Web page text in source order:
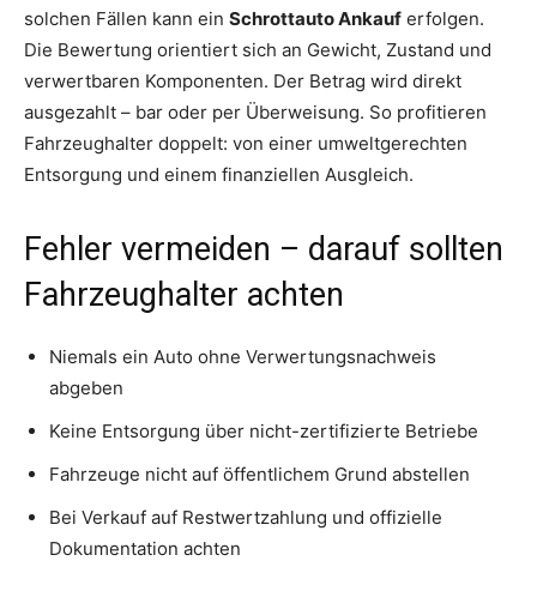
solchen Fällen kann ein Schrottauto Ankauf erfolgen.
Die Bewertung orientiert sich an Gewicht, Zustand und
verwertbaren Komponenten. Der Betrag wird direkt
ausgezahlt – bar oder per Überweisung. So profitieren
Fahrzeughalter doppelt: von einer umweltgerechten
Entsorgung und einem finanziellen Ausgleich.
Fehler vermeiden – darauf sollten
Fahrzeughalter achten
Niemals ein Auto ohne Verwertungsnachweis
abgeben
Keine Entsorgung über nicht-zertifizierte Betriebe
Fahrzeuge nicht auf öffentlichem Grund abstellen
Bei Verkauf auf Restwertzahlung und offizielle
Dokumentation achten